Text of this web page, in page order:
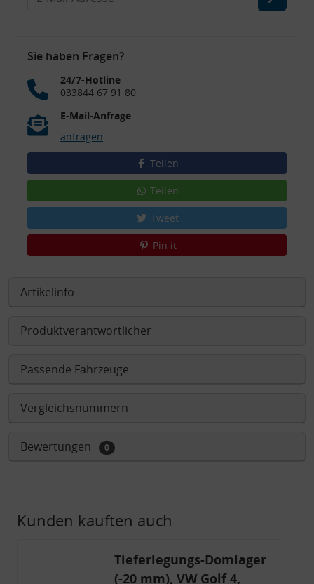
Sie haben Fragen?
24/7-Hotline
033844 67 91 80
E-Mail-Anfrage
anfragen
Teilen
Teilen
Tweet
Pin it
Artikelinfo
Produktverantwortlicher
Passende Fahrzeuge
Vergleichsnummern
Bewertungen 0
Kunden kauften auch
Tieferlegungs-Domlager
(-20 mm), VW Golf 4,